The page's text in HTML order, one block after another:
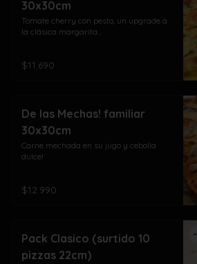
30x30cm
Tomate cherry con pesto, un upgrade a
la clásica margarita...
$11.690
De las Mechas! familiar
30x30cm
Carne mechada en su jugo y cebolla
dulce!
$12.990
-
Pack Clasico (surtido 10
pizzas 22cm)